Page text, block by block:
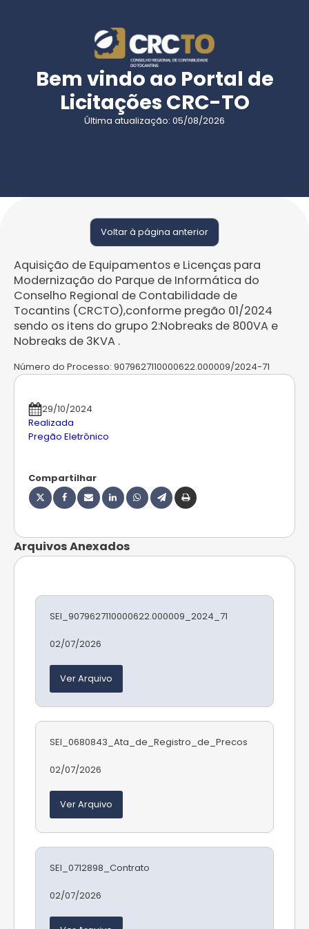
Bem vindo ao Portal de
Licitações CRC-TO
Última atualização: 05/08/2026
Voltar à página anterior
Aquisição de Equipamentos e Licenças para
Modernização do Parque de Informática do
Conselho Regional de Contabilidade de
Tocantins (CRCTO),conforme pregão 01/2024
sendo os itens do grupo 2:Nobreaks de 800VA e
Nobreaks de 3KVA .
Número do Processo: 9079627110000622.000009/2024-71
29/10/2024
Realizada
Pregão Eletrônico
Compartilhar
Arquivos Anexados
SEI_9079627110000622.000009_2024_71
02/07/2026
Ver Arquivo
SEI_0680843_Ata_de_Registro_de_Precos
02/07/2026
Ver Arquivo
SEI_0712898_Contrato
02/07/2026